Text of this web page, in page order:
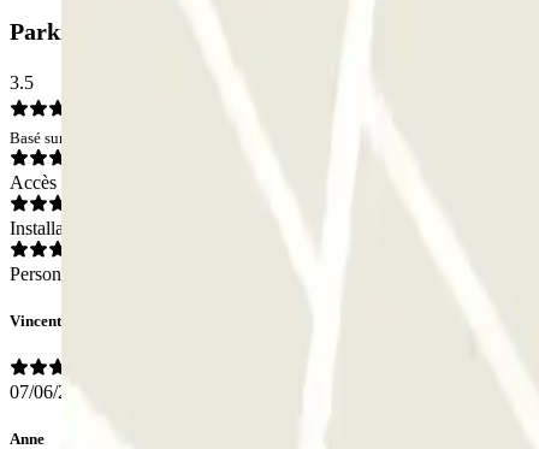
Parking ParkBee Nieuwe Westerdokstraat: Avis
3.5
Basé sur 11 avis
Accès
Installations
Personnel
Vincent
07/06/2025
Anne